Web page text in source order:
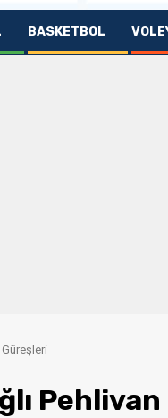
BASKETBOL
Güreşleri